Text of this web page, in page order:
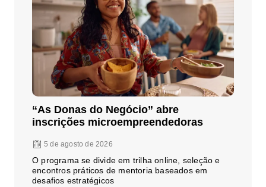
“As Donas do Negócio” abre
inscrições microempreendedoras
5 de agosto de 2026
O programa se divide em trilha online, seleção e
encontros práticos de mentoria baseados em
desafios estratégicos